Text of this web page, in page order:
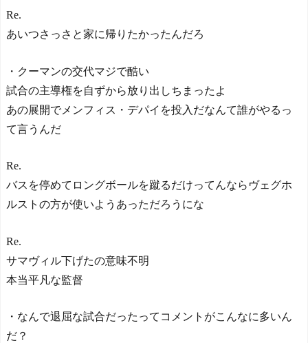
Re.
あいつさっさと家に帰りたかったんだろ
・クーマンの交代マジで酷い
試合の主導権を自ずから放り出しちまったよ
あの展開でメンフィス・デパイを投入だなんて誰がやるっ
て言うんだ
Re.
バスを停めてロングボールを蹴るだけってんならヴェグホ
ルストの方が使いようあっただろうにな
Re.
サマヴィル下げたの意味不明
本当平凡な監督
・なんで退屈な試合だったってコメントがこんなに多いん
だ？